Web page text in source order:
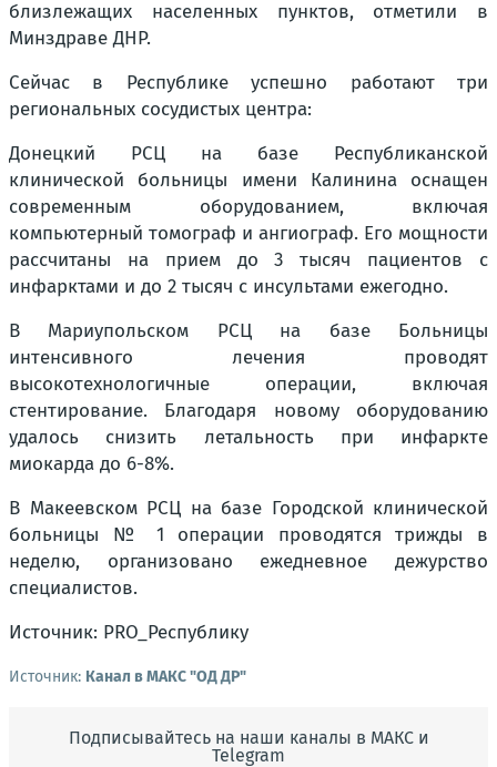
близлежащих населенных пунктов, отметили в
Минздраве ДНР.
Сейчас в Республике успешно работают три
региональных сосудистых центра:
Донецкий РСЦ на базе Республиканской
клинической больницы имени Калинина оснащен
современным оборудованием, включая
компьютерный томограф и ангиограф. Его мощности
рассчитаны на прием до 3 тысяч пациентов с
инфарктами и до 2 тысяч с инсультами ежегодно.
В Мариупольском РСЦ на базе Больницы
интенсивного лечения проводят
высокотехнологичные операции, включая
стентирование. Благодаря новому оборудованию
удалось снизить летальность при инфаркте
миокарда до 6-8%.
В Макеевском РСЦ на базе Городской клинической
больницы № 1 операции проводятся трижды в
неделю, организовано ежедневное дежурство
специалистов.
Источник: PRO_Республику
Источник: Канал в МАКС "ОД ДР"
Подписывайтесь на наши каналы в МАКС и
Telegram